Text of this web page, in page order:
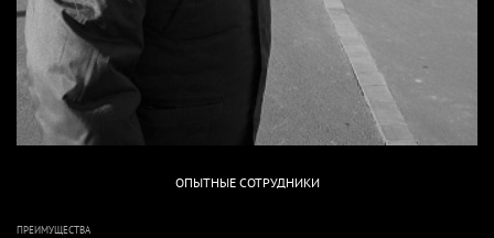
ОПЫТНЫЕ СОТРУДНИКИ
ПРЕИМУЩЕСТВА